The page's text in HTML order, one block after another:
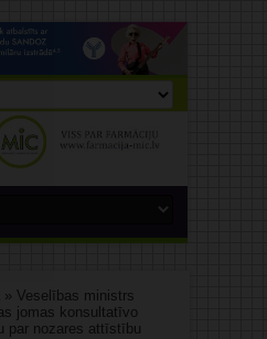
» Veselības ministrs
jomas konsultatīvo
par nozares attīstību